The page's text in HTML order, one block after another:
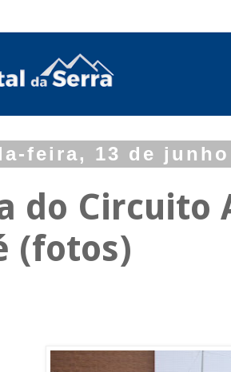
feira, 13 de
do Circuito
(fotos)